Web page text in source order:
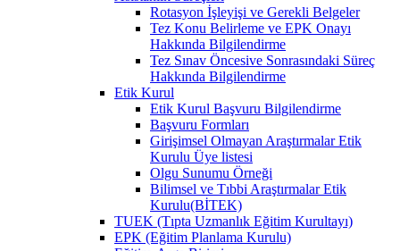
Rotasyon İşleyişi ve Gerekli Belgeler
Tez Konu Belirleme ve EPK Onayı
Hakkında Bilgilendirme
Tez Sınav Öncesive Sonrasındaki Süreç
Hakkında Bilgilendirme
Etik Kurul
Etik Kurul Başvuru Bilgilendirme
Başvuru Formları
Girişimsel Olmayan Araştırmalar Etik
Kurulu Üye listesi
Olgu Sunumu Örneği
Bilimsel ve Tıbbi Araştırmalar Etik
Kurulu(BİTEK)
TUEK (Tıpta Uzmanlık Eğitim Kurultayı)
EPK (Eğitim Planlama Kurulu)